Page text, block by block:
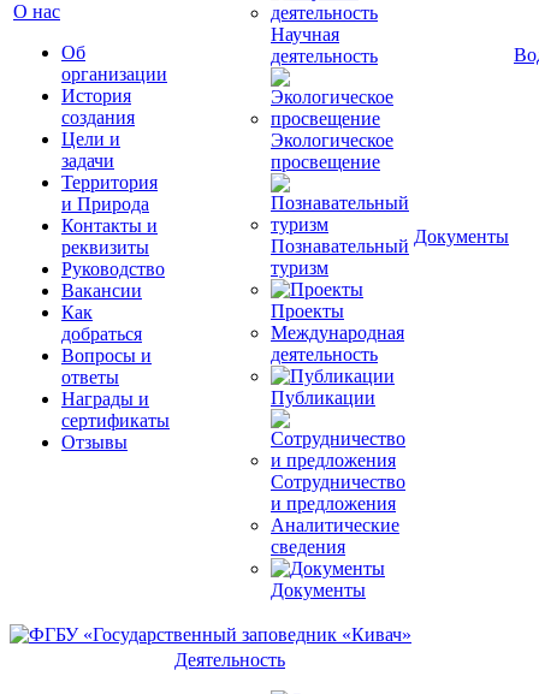
О нас
Об
организации
История
создания
Цели и
задачи
Территория
и Природа
Контакты и
реквизиты
Руководство
Вакансии
Как
добраться
Вопросы и
ответы
Награды и
сертификаты
Отзывы
Научная
деятельность
Экологическое
просвещение
Познавательный
туризм
Проекты
Международная
деятельность
Публикации
Сотрудничество
и предложения
Аналитические
сведения
Документы
Документы
Деятельность